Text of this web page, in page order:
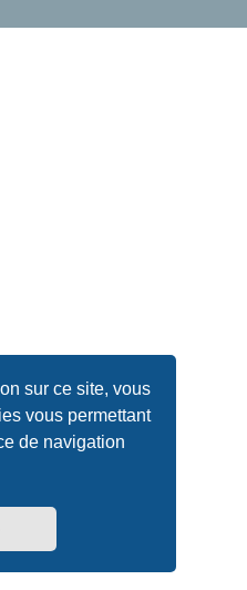
sur ce site, vous
vous permettant
de navigation